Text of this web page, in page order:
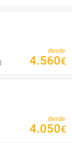
desde
4.560€
desde
4.050€